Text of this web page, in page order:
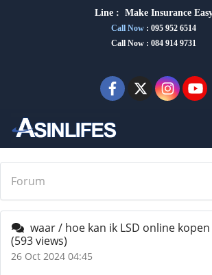
Line : Make Insurance Eas
Call Now : 095 952 6514
Call Now : 084 914 9731
Forum
waar / hoe kan ik LSD online
(593 views)
26 Oct 2024 04:45